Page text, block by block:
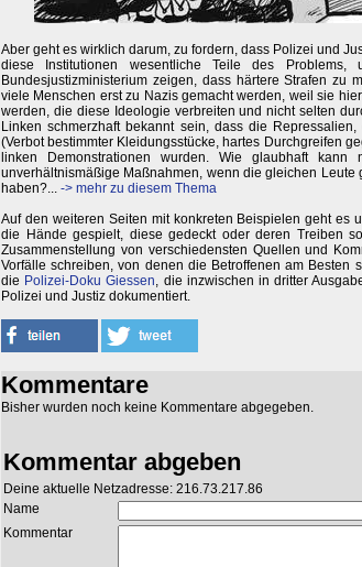
Aber geht es wirklich darum, zu fordern, dass Polizei und
diese Institutionen wesentliche Teile des
Bundesjustizministerium zeigen, dass härtere Strafen zu
viele Menschen erst zu Nazis gemacht werden, weil sie
werden, die diese Ideologie verbreiten und nicht selten
Linken schmerzhaft bekannt sein, dass die
(Verbot bestimmter Kleidungsstücke, hartes Durchgreifen
linken Demonstrationen wurden. Wie glaubhaft
unverhältnismäßige Maßnahmen, wenn die gleichen
haben?... -> mehr zu diesem Thema
Auf den weiteren Seiten mit konkreten Beispielen geht es
die Hände gespielt, diese gedeckt oder deren Treiben
Zusammenstellung von verschiedensten Quellen und
Vorfälle schreiben, von denen die Betroffenen am Besten
die Polizei-Doku Giessen, die inzwischen in dritter
Polizei und Justiz dokumentiert.
Kommentare
Bisher wurden noch keine Kommentare abgegeben.
Kommentar abgeben
Deine aktuelle Netzadresse: 216.73.217.86
Name
Kommentar